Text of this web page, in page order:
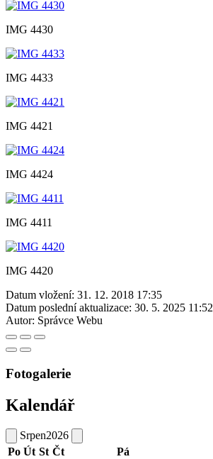
IMG 4430
IMG 4433
IMG 4421
IMG 4424
IMG 4411
IMG 4420
Datum vložení: 31. 12. 2018 17:35
Datum poslední aktualizace: 30. 5. 2025 11:52
Autor: Správce Webu
Fotogalerie
Kalendář
Srpen2026
Po Út St Čt Pá